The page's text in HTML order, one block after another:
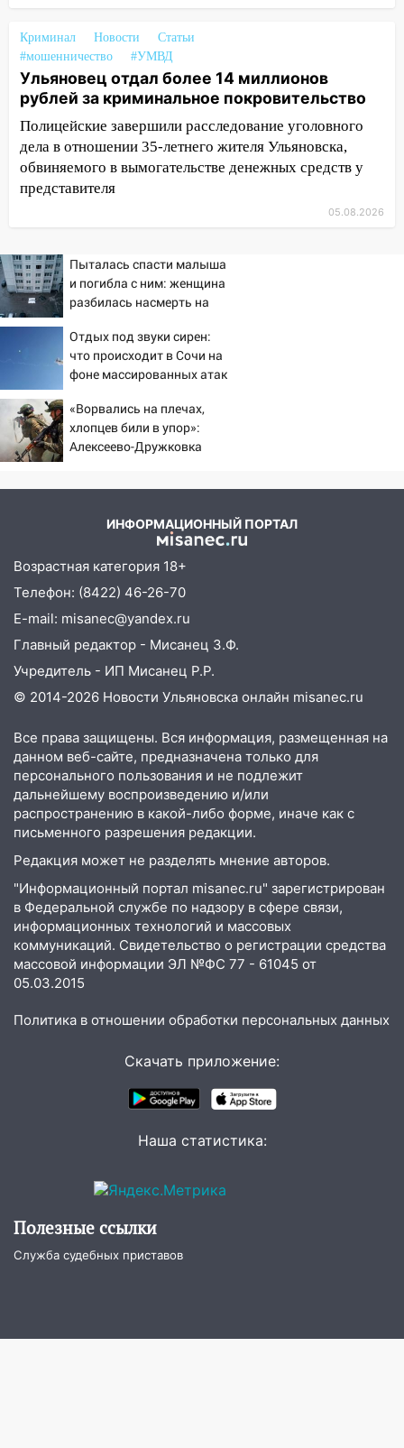
Ульяновской области
18:00
Мотофристайл, рок и силовой
экстрим: в Ульяновске пройдет
большой фестиваль «Наше время»
17:30 Где есть бензин в Ульяновске 5
августа после рабочего дня: список АЗС
17:05 «Обыск» по видеосвязи: в
16:12
Едва не перерезал горло: в
Вешкайме посиделки с судимым
знакомым закончились для женщины
больницей
16:06
18-летняя девушка без прав
перевернулась на мопеде и попала в
больницу
15:59
Ульяновец отдал более 14
миллионов рублей за криминальное
летнего мопедиста
15:00 В Ульяновске после тройного ДТП
госпитализировали 25-летнего байкера
14:32 На Ульяновскую область
надвигается жара
14:08 Пешеход переходил по «зебре»:
подробности серьезной аварии на
Фруктовой
13:30 В Димитровграде на улице
Трудовой горело здание
13:00 Водитель без прав врезался в
припаркованный автомобиль
12:37
Переезжал «зебру» на
велосипеде и попал под колеса
12:18 Вспыхнул изнутри: в
Железнодорожном районе горела дача
11:33 В Засвияжье под колёса авто
попал мужчина
хозяйственные постройки
В Канадее горел жилой дом
Губернатор Ульяновской области:
уничтожено четыре беспилотника в
легковой автомобиль
наркодилеров, снабжавших две области
один из шести уникальных автомобилей
Криминал Новости
Статьи
#мошенничество
#УМВД
Ульяновец отдал более 14 миллионов
рублей за криминальное покровительство
Полицейские завершили расследование уголовного
дела в отношении 35-летнего жителя Ульяновска,
обвиняемого в вымогательстве денежных средств у
представителя
05.08.2026
Пыталась спасти малыша
и погибла с ним: женщина
разбилась насмерть на
– Новости
Отдых под звуки сирен:
что происходит в Сочи на
фоне массированных атак
«Ворвались на плечах,
хлопцев били в упор»:
Алексеево-Дружковка
ИНФОРМАЦИОННЫЙ ПОРТАЛ
Возрастная категория 18+
Телефон: (8422) 46-26-70
E-mail: misanec@yandex.ru
Главный редактор - Мисанец З.Ф.
Учредитель - ИП Мисанец Р.Р.
© 2014-2026 Новости Ульяновска онлайн misanec.ru
Все права защищены. Вся информация, размещенная на
данном веб-сайте, предназначена только для
персонального пользования и не подлежит
дальнейшему воспроизведению и/или
распространению в какой-либо форме, иначе как с
письменного разрешения редакции.
Редакция может не разделять мнение авторов.
"Информационный портал misanec.ru" зарегистрирован
в Федеральной службе по надзору в сфере связи,
информационных технологий и массовых
коммуникаций. Свидетельство о регистрации средства
массовой информации ЭЛ №ФС 77 - 61045 от
05.03.2015
Политика в отношении обработки персональных данных
Скачать приложение:
Наша статистика:
Полезные ссылки
Служба судебных приставов